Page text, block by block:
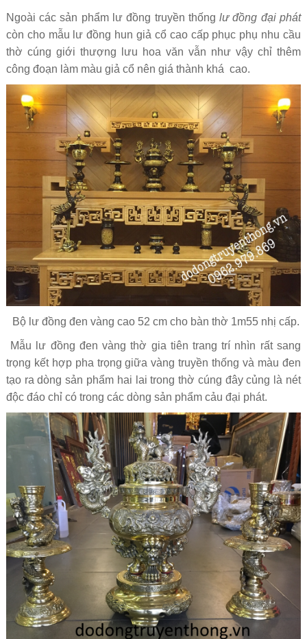
Ngoài các sản phẩm lư đồng truyền thốnglư đồng đại phát
còn cho mẫu lư đồng hun giả cổ cao cấp phục phụ nhu cầu
thờ cúng giới thượng lưu hoa văn vẫn như vậy chỉ thêm
công đoạn làm màu giả cổ nên giá thành khá cao.
Bộ lư đồng đen vàng cao 52 cm cho bàn thờ 1m55 nhị cấp.
Mẫu lư đồng đen vàng thờ gia tiên trang trí nhìn rất sang
trọng kết hợp pha trọng giữa vàng truyền thống và màu đen
tạo ra dòng sản phẩm hai lai trong thờ cúng đây củng là nét
độc đáo chỉ có trong các dòng sản phẩm cảu đại phát.